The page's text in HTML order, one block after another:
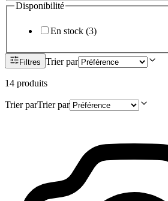
Disponibilité
En stock (3)
Filtres Trier par
14 produits
Trier parTrier par